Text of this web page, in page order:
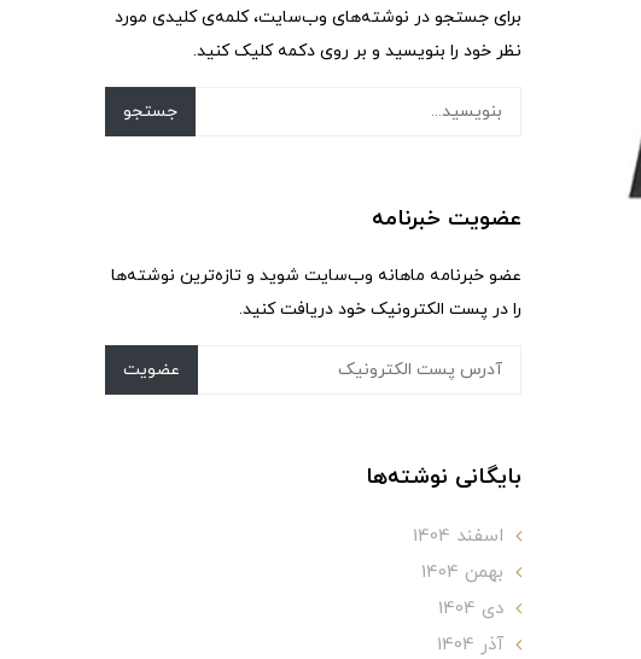
برای جستجو در نوشته‌های وب‌سایت، کلمه‌ی کلیدی مورد
نظر خود را بنویسید و بر روی دکمه کلیک کنید.
جستجو
عضویت خبرنامه
عضو خبرنامه ماهانه وب‌سایت شوید و تازه‌ترین نوشته‌ها
را در پست الکترونیک خود دریافت کنید.
عضویت
بایگانی نوشته‌ها
اسفند 1404
بهمن 1404
دی 1404
آذر 1404